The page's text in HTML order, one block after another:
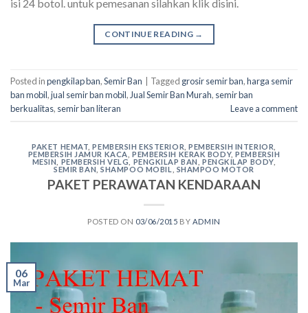
isi 24 botol. untuk pemesanan silahkan klik disini.
CONTINUE READING →
Posted inpengkilap ban,Semir Ban Tagged grosir semir ban,harga semir
ban mobil,jual semir ban mobil, Jual Semir Ban Murah, semir ban
berkualitas, semir ban literan Leave a comment
PAKET HEMAT ,PEMBERSIH EKSTERIOR ,PEMBERSIH INTERIOR
PEMBERSIH JAMUR KACA PEMBERSIH KERAK BODY,PEMBERSIH
MESIN
PEMBERSIH VELG PENGKILAP BAN PENGKILAP BODY,
SEMIR BAN ,SHAMPOO MOBIL SHAMPOO MOTOR
PAKET PERAWATAN KENDARAAN
POSTED ON 03/06/2015 BY ADMIN
06
Mar